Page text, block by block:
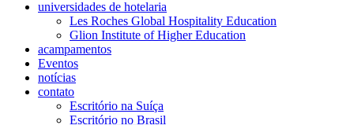
universidades de hotelaria
Les Roches Global Hospitality Education
Glion Institute of Higher Education
acampamentos
Eventos
notícias
contato
Escritório na Suíça
Escritório no Brasil